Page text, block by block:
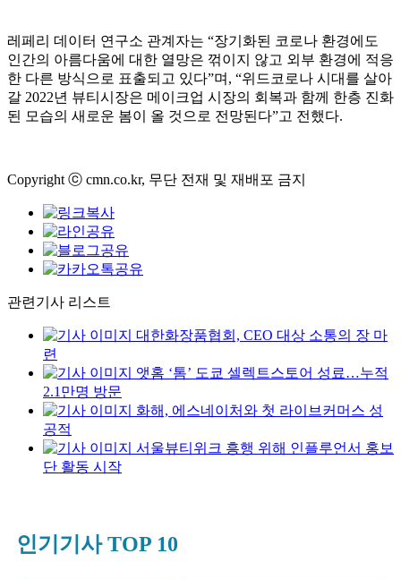
레페리 데이터 연구소 관계자는 “장기화된 코로나 환경에도
인간의 아름다움에 대한 열망은 꺾이지 않고 외부 환경에 적응
한 다른 방식으로 표출되고 있다”며, “위드코로나 시대를 살아
갈 2022년 뷰티시장은 메이크업 시장의 회복과 함께 한층 진화
된 모습의 새로운 봄이 올 것으로 전망된다”고 전했다.
Copyright ⓒ cmn.co.kr, 무단 전재 및 재배포 금지
관련기사 리스트
대한화장품협회, CEO 대상 소통의 장 마
련
앳홈 ‘톰’ 도쿄 셀렉트스토어 성료…누적
2.1만명 방문
화해, 에스네이처와 첫 라이브커머스 성
공적
서울뷰티위크 흥행 위해 인플루언서 홍보
단 활동 시작
인기기사 TOP 10